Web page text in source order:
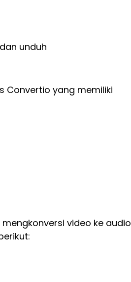
unduh
Convertio yang memiliki
video ke audio